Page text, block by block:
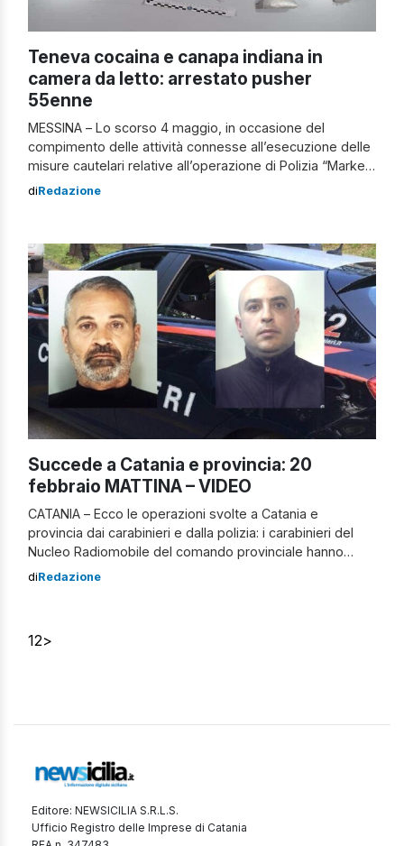
Teneva cocaina e canapa indiana in
camera da letto: arrestato pusher
55enne
MESSINA – Lo scorso 4 maggio, in occasione del
compimento delle attività connesse all’esecuzione delle
misure cautelari relative all’operazione di Polizia “Market
Place”, gli investigatori della squadra mobile hanno
effettuata nell’abitazione dell’uomo, infatti, ha consentito
di ritrovare, nascosti nella camera […]
diRedazione
Succede a Catania e provincia: 20
febbraio MATTINA – VIDEO
CATANIA – Ecco le operazioni svolte a Catania e
provincia dai carabinieri e dalla polizia: i carabinieri del
Nucleo Radiomobile del comando provinciale hanno
arrestato nella flagranza il 52enne catanese Antonio
durante un servizio perlustrativo nella via Euforbia, nella
diRedazione
12>
Editore: NEWSICILIA S.R.L.S.
Ufficio Registro delle Imprese di Catania